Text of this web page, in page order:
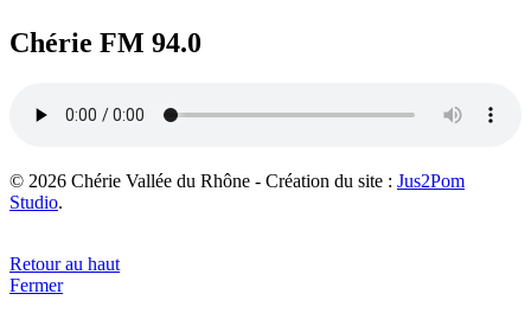
Chérie FM 94.0
© 2026 Chérie Vallée du Rhône - Création du site : Jus2Pom
Studio.
Retour au haut
Fermer